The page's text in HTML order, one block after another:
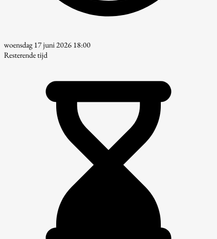
woensdag 17 juni 2026 18:00
Resterende tijd